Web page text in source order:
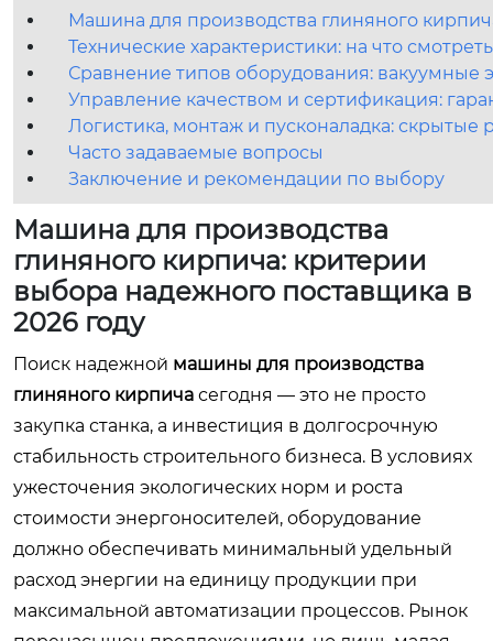
Машина для производства глиняного
Технические характеристики: на что
Сравнение типов оборудования: вакуумные
Управление качеством и сертификация:
Логистика, монтаж и пусконаладка: скрытые
Часто задаваемые вопросы
Заключение и рекомендации по выбору
Машина для производства
глиняного кирпича: критерии
выбора надежного поставщика в
2026 году
Поиск надежной машины для производства
глиняного кирпича сегодня — это не просто
закупка станка, а инвестиция в долгосрочную
стабильность строительного бизнеса. В условиях
ужесточения экологических норм и роста
стоимости энергоносителей, оборудование
должно обеспечивать минимальный удельный
расход энергии на единицу продукции при
максимальной автоматизации процессов. Рынок